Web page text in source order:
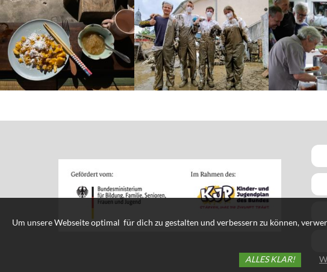
Um unsere Webseite optimal für dich zu gestalten und verbessern zu können,
ALLES KLAR!